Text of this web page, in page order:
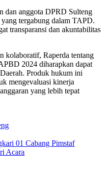
dan anggota DPRD Sulteng
yang tergabung dalam TAPD.
transparansi dan akuntabilitas
kolaboratif, Raperda tentang
2024 diharapkan dapat
Produk hukum ini
mengevaluasi kinerja
yang lebih tepat
01 Cabang Pimstaf
Acara